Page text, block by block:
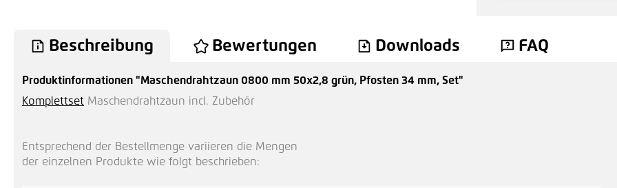
Beschreibung Bewertungen Downloads FAQ
Produktinformationen "Maschendrahtzaun 0800 mm 50x2,8 grün, Pfosten 34 mm, Set"
Komplettset Maschendrahtzaun incl. Zubehör
Entsprechend der Bestellmenge variieren die Mengen
der einzelnen Produkte wie folgt beschrieben: